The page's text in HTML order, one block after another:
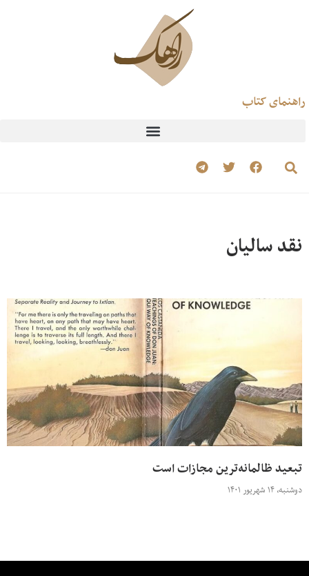
راهنمای کتاب
نقد سالیان
تبعید ظالمانه‌ترین مجازات است
دوشنبه، ۱۴ شهریور ۱۴۰۱